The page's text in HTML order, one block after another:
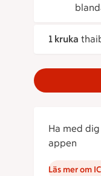
1 kruka
Ha med
appen
Läs mer om